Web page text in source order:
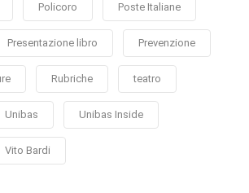
Policoro Poste Italiane
Presentazione libro Prevenzione
Rubriche teatro
Unibas Unibas Inside
Vito Bardi